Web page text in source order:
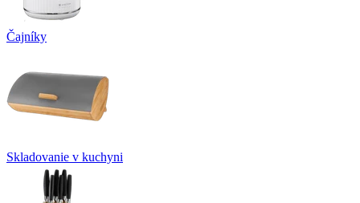
Čajníky
Skladovanie v kuchyni